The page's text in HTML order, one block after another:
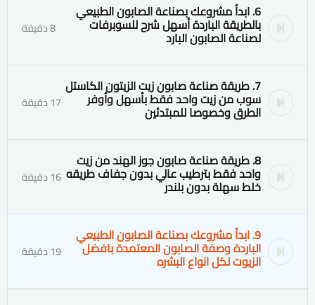
6. ابدأ مشروعك بصناعة الصابون الطبيعي
بالطريقة الباردة أسهل شرح للسوبرفات
لصناعة الصابون البارد 8 دقيقة
7. طريقة صناعة صابون زيت الزيتون الكاستل
سوب من زيت واحد فقط بأسهل وأوفر
الطرق وخصوصا للمبتدئين 17 دقيقة
8. طريقة صناعة صابون جوز الهند من زيت
واحد فقط بترطيب عالي بدون جفاف طريقه
خلط سهلة بدون بلندر 16 دقيقة
9. ابدأ مشروعك بصناعة الصابون الطبيعي
الباردة وصفة الصابون المعتمدة بافضل
الزيوت لكل انواع البشره 19 دقيقة